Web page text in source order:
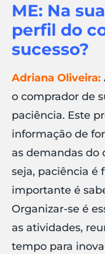
ME: Na
perfil do
sucesso?
Adriana Oliveira:
o comprador de
paciência. Este
informação de
as demandas do
seja, paciência é
importante é
Organizar-se é
as atividades,
tempo para